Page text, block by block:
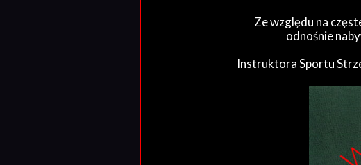
Ze względu na
odnośnie
Instruktora Sportu